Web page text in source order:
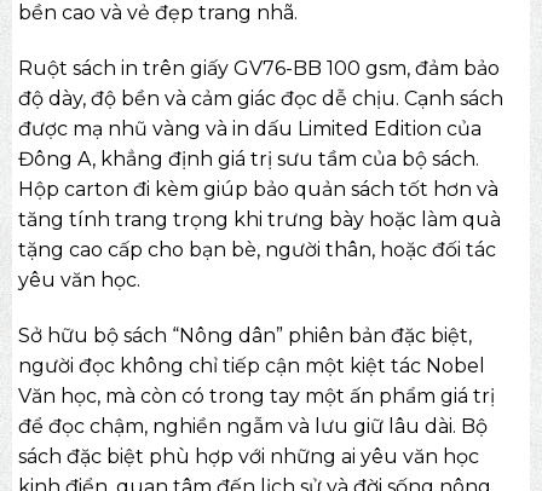
bền cao và vẻ đẹp trang nhã.
Ruột sách in trên giấy GV76-BB 100 gsm, đảm bảo
độ dày, độ bền và cảm giác đọc dễ chịu. Cạnh sách
được mạ nhũ vàng và in dấu Limited Edition của
Đông A, khẳng định giá trị sưu tầm của bộ sách.
Hộp carton đi kèm giúp bảo quản sách tốt hơn và
tăng tính trang trọng khi trưng bày hoặc làm quà
tặng cao cấp cho bạn bè, người thân, hoặc đối tác
yêu văn học.
Sở hữu bộ sách “Nông dân” phiên bản đặc biệt,
người đọc không chỉ tiếp cận một kiệt tác Nobel
Văn học, mà còn có trong tay một ấn phẩm giá trị
để đọc chậm, nghiền ngẫm và lưu giữ lâu dài. Bộ
sách đặc biệt phù hợp với những ai yêu văn học
kinh điển, quan tâm đến lịch sử và đời sống nông